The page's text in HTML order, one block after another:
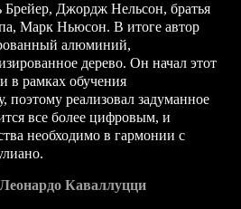
Брейер, Джордж Нельсон, братья
Марк Ньюсон. В итоге автор
алюминий,
дерево. Он начал этот
в рамках обучения
реализовал задуманное
все более цифровым, и
необходимо в гармонии с
Каваллуцци